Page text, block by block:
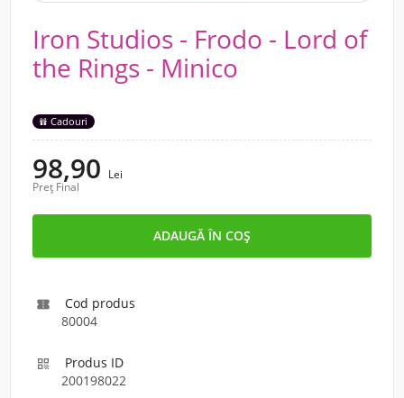
Iron Studios - Frodo - Lord of
the Rings - Minico
Cadouri
98,90 Lei
Preț Final

Cod produs
80004

Produs ID
200198022